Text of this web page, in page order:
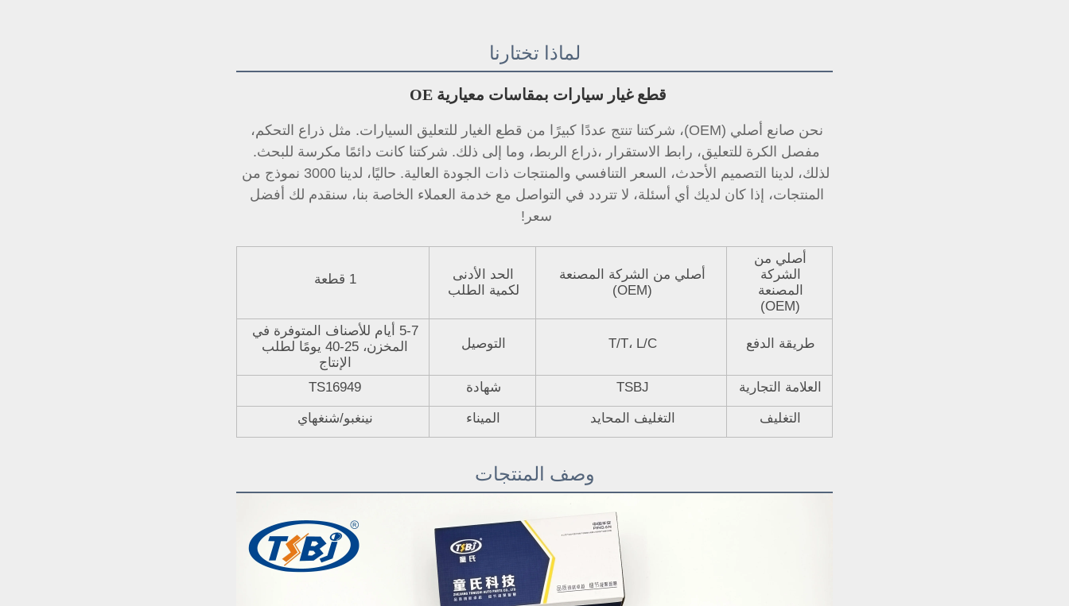
لماذا تختارنا
قطع غيار سيارات بمقاسات معيارية OE
مفصل الكرة للتعليق، رابط الاستقرار
سعر!
أصلي من
الشركة
المصنعة
(OEM)
أصلي من الشركة المصنعة
(OEM)
الحد الأدنى
لكمية الطلب
1 قطعة
طريقة الدفع T/T، L/C التوصيل
5-7 أيام للأصناف المتوفرة في
المخزن، 25-40 يومًا لطلب
الإنتاج
العلامة التجارية
TSBJ شهادة TS16949
التغليف التغليف المحايد الميناء نينغبو/شنغهاي
وصف المنتجات